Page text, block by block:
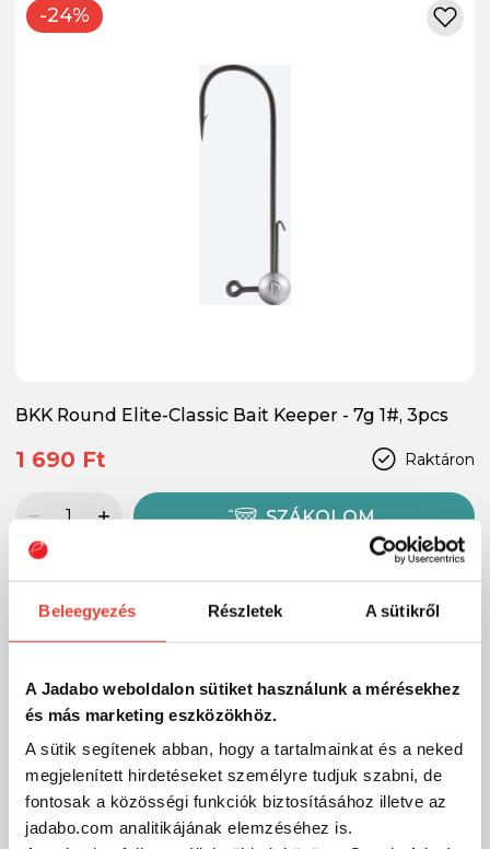
Beleegyezés Részletek A sütikről
A Jadabo weboldalon sütiket használunk a mérésekhez
és más marketing eszközökhöz.
A sütik segítenek abban, hogy a tartalmainkat és a neked
megjelenített hirdetéseket személyre tudjuk szabni, de
fontosak a közösségi funkciók biztosításához illetve az
jadabo.com analitikájának elemzéséhez is.
-24%
BKK Round Elite-Classic Bait Keeper - 7g 1#, 3pcs
Raktáron
1 690 Ft
SZÁKOLOM
-24%